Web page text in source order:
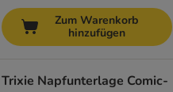
Zum Warenkorb
hinzufügen
Trixie Napfunterlage Comic-